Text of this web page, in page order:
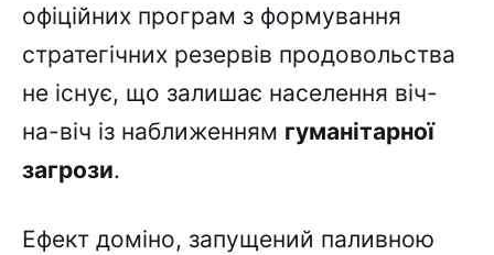
офіційних програм з формування
стратегічних резервів продовольства
не існує, що залишає населення віч-
на-віч із наближенням гуманітарної
загрози.
Ефект доміно, запущений паливною